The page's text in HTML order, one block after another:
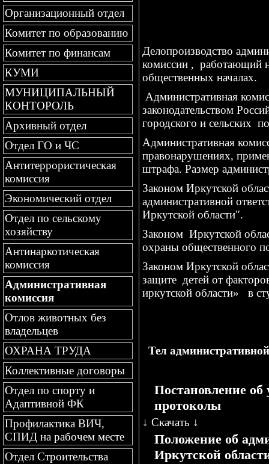
Организационный отдел
Комитет по образованию
Комитет по финансам
КУМИ
МУНИЦИПАЛЬНЫЙ
КОНТОРОЛЬ
Архивный отдел
Отдел ГО и ЧС
Антитеррористическая
комиссия
Экономический отдел
Отдел по сельскому
хозяйству
Антинаркотическая
комиссия
Административная
комиссия
Отлов животных без
владельцев
ОХРАНА ТРУДА
Коллективные договоры
Отдел по спорту и
Адаптивной ФК
Профилактика ВИЧ,
СПИД на рабочем месте
Отдел Строительства
Делопроизводство
комиссии , работающий
общественных началах.
Административная
законодательством
городского и сельских
Административная
правонарушениях,
штрафа. Размер
Законом Иркутской
административной
Иркутской области".
Законом Иркутской
охраны общественного
Законом Иркутской
защите детей от
иркутской области» в
Тел
Постановление
протоколы
↓ Скачать ↓
Положение об
Иркутской